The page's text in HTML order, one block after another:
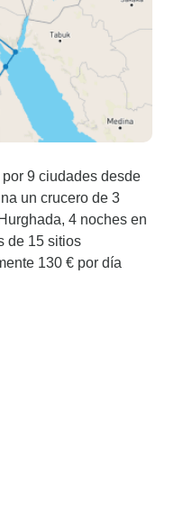
9 ciudades desde
un crucero de 3
4 noches en
de 15 sitios
130 € por día